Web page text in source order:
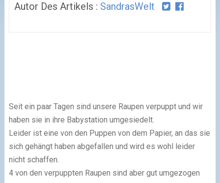
Autor Des Artikels : SandrasWelt
Seit ein paar Tagen sind unsere Raupen verpuppt und wir
haben sie in ihre Babystation umgesiedelt.
Leider ist eine von den Puppen von dem Papier, an das sie
sich gehängt haben abgefallen und wird es wohl leider
nicht schaffen.
4 von den verpuppten Raupen sind aber gut umgezogen